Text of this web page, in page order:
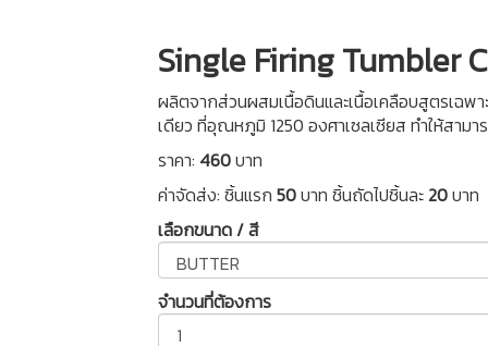
Single Firing Tumbler
ผลิตจากส่วนผสมเนื้อดินและเนื้อเคลือบสูตรเฉพา
เดียว ที่อุณหภูมิ 1250 องศาเซลเซียส ทำให้สาม
ราคา: 460บาท
ค่าจัดส่ง: ชิ้นแรก 50บาท ชิ้นถัดไปชิ้นละ 20บาท
เลือกขนาด / สี
จำนวนที่ต้องการ